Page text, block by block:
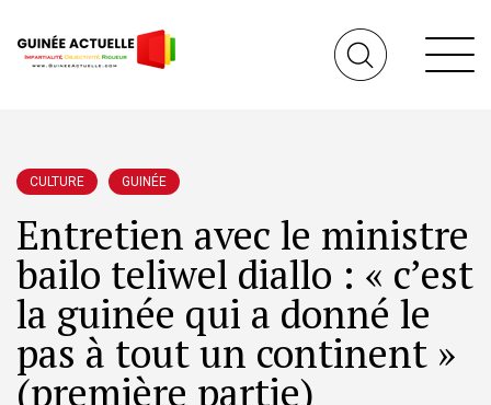
CULTURE GUINÉE
Entretien avec le ministre
bailo teliwel diallo : « c’est
la guinée qui a donné le
pas à tout un continent »
(première partie)